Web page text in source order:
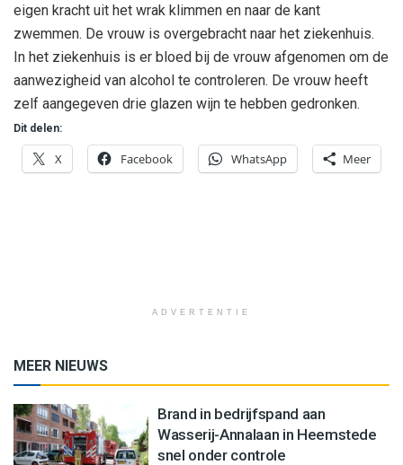
eigen kracht uit het wrak klimmen en naar de kant
zwemmen. De vrouw is overgebracht naar het ziekenhuis.
In het ziekenhuis is er bloed bij de vrouw afgenomen om de
aanwezigheid van alcohol te controleren. De vrouw heeft
zelf aangegeven drie glazen wijn te hebben gedronken.
Dit delen:
X Facebook WhatsApp Meer
ADVERTENTIE
MEER NIEUWS
Brand in bedrijfspand aan
Wasserij-Annalaan in Heemstede
snel onder controle